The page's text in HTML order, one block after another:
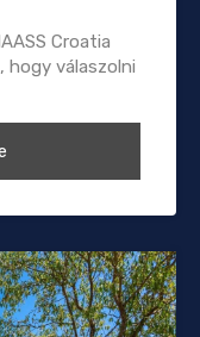
Croatia
válaszolni